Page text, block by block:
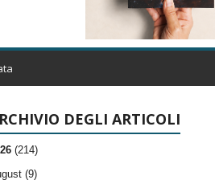
DEGLI ARTICOLI
(214)
(9)